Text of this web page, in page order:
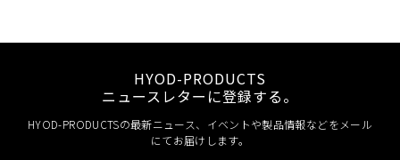
HYOD-PRODUCTS
ニュースレターに登録する。
HYOD-PRODUCTSの最新ニュース、イベントや製品情報などをメール
にてお届けします。